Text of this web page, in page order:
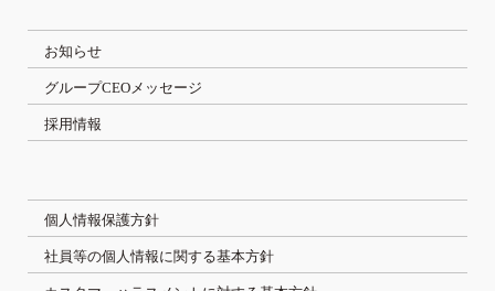
お知らせ
グループCEOメッセージ
採用情報
個人情報保護方針
社員等の個人情報に関する基本方針